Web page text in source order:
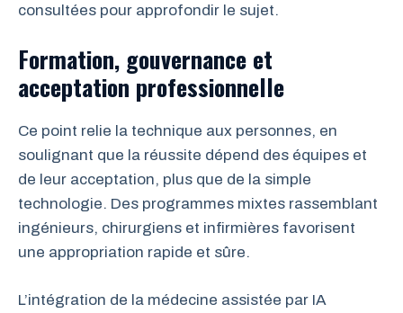
consultées pour approfondir le sujet.
Formation, gouvernance et
acceptation professionnelle
Ce point relie la technique aux personnes, en
soulignant que la réussite dépend des équipes et
de leur acceptation, plus que de la simple
technologie. Des programmes mixtes rassemblant
ingénieurs, chirurgiens et infirmières favorisent
une appropriation rapide et sûre.
L’intégration de la médecine assistée par IA